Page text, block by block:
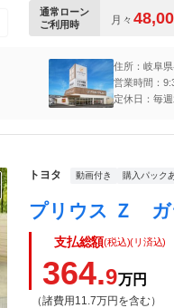
通常ローン
ご利用時
月々
住所：岐阜
営業時間：
定休日：毎
トヨタ 動画付き 購入パック
支払総額(税込)(リ済込)
364.9万円
（諸費用11.7万円を含む）